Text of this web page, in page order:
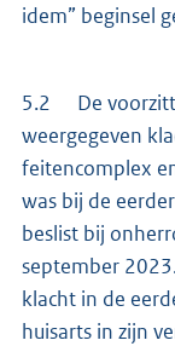
idem” beginsel
5.2 De
weergegeven
feitencomplex
was bij de
beslist bij
september
klacht in de
huisarts in zijn